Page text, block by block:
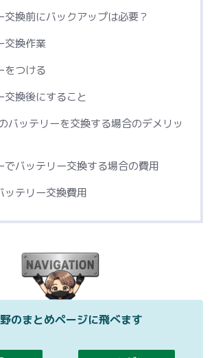
交換前にバックアップは必要？
交換作業
をつける
交換後にすること
バッテリーを交換する場合のデメリッ
でバッテリー交換する場合の費用
ッテリー交換費用
のまとめページに飛べます